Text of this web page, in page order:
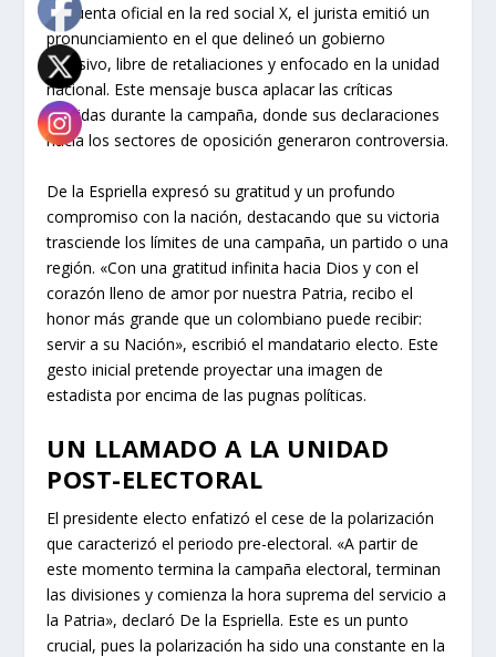
su cuenta oficial en la red social X, el jurista emitió un
pronunciamiento en el que delineó un gobierno
inclusivo, libre de retaliaciones y enfocado en la unidad
nacional. Este mensaje busca aplacar las críticas
surgidas durante la campaña, donde sus declaraciones
hacia los sectores de oposición generaron controversia.
De la Espriella expresó su gratitud y un profundo
compromiso con la nación, destacando que su victoria
trasciende los límites de una campaña, un partido o una
región. «Con una gratitud infinita hacia Dios y con el
corazón lleno de amor por nuestra Patria, recibo el
honor más grande que un colombiano puede recibir:
servir a su Nación», escribió el mandatario electo. Este
gesto inicial pretende proyectar una imagen de
estadista por encima de las pugnas políticas.
UN LLAMADO A LA UNIDAD
POST-ELECTORAL
El presidente electo enfatizó el cese de la polarización
que caracterizó el periodo pre-electoral. «A partir de
este momento termina la campaña electoral, terminan
las divisiones y comienza la hora suprema del servicio a
la Patria», declaró De la Espriella. Este es un punto
crucial, pues la polarización ha sido una constante en la